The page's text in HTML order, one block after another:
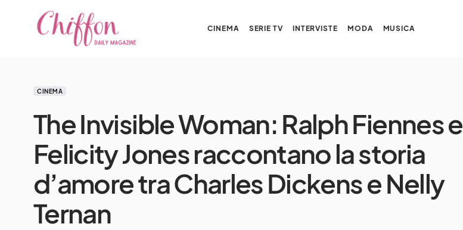
CINEMA SERIE TV INTERVISTE MODA MUSICA
CINEMA
The Invisible Woman: Ralph Fiennes e
Felicity Jones raccontano la storia
d’amore tra Charles Dickens e Nelly
Ternan